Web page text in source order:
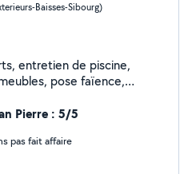
Baisses-Sibourg)
entretien de piscine,
pose faïence,
Pierre : 5/5
pas fait affaire